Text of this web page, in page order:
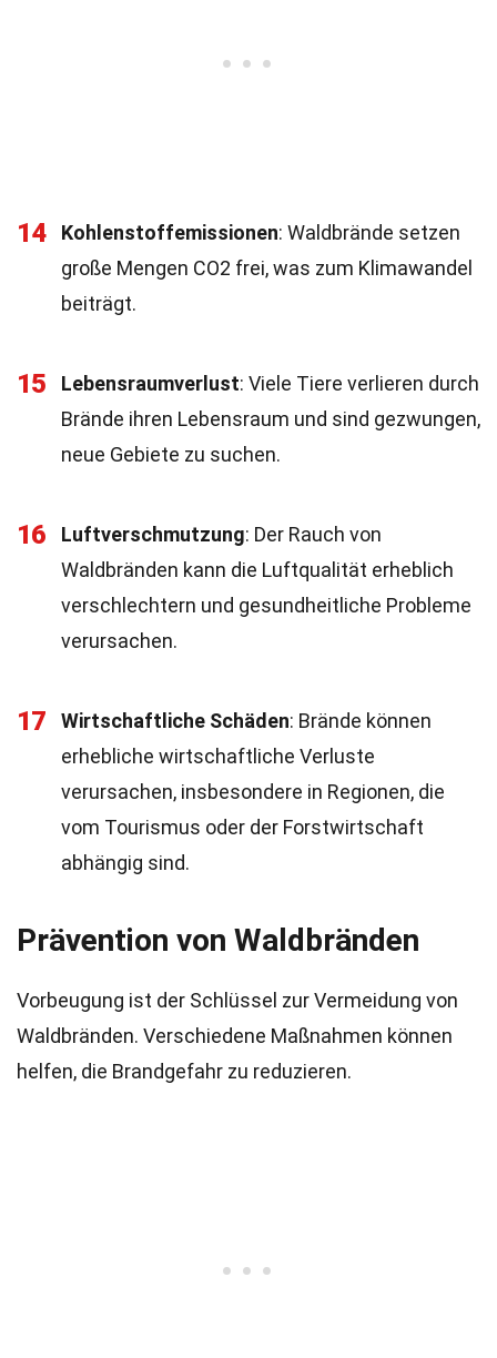
14 Kohlenstoffemissionen: Waldbrände setzen
große Mengen CO2 frei, was zum Klimawandel
beiträgt.
15 Lebensraumverlust: Viele Tiere verlieren durch
Brände ihren Lebensraum und sind gezwungen,
neue Gebiete zu suchen.
16 Luftverschmutzung: Der Rauch von
Waldbränden kann die Luftqualität erheblich
verschlechtern und gesundheitliche Probleme
verursachen.
17 Wirtschaftliche Schäden: Brände können
erhebliche wirtschaftliche Verluste
verursachen, insbesondere in Regionen, die
vom Tourismus oder der Forstwirtschaft
abhängig sind.
Prävention von Waldbränden
Vorbeugung ist der Schlüssel zur Vermeidung von
Waldbränden. Verschiedene Maßnahmen können
helfen, die Brandgefahr zu reduzieren.